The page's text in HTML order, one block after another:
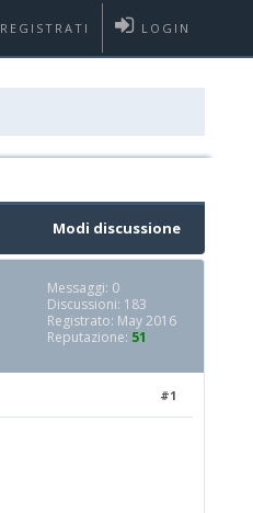
LOGIN
REGISTRATI
Modi discussione
Messaggi: 0
Discussioni: 183
Registrato: May 2016
Reputazione: 51
#1